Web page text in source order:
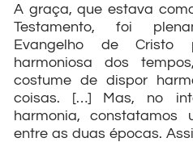
A graça, que estava
Testamento, foi
Evangelho de Cristo
harmoniosa dos
costume de dispor
coisas. […] Mas, no
harmonia, constatamos
entre as duas épocas.